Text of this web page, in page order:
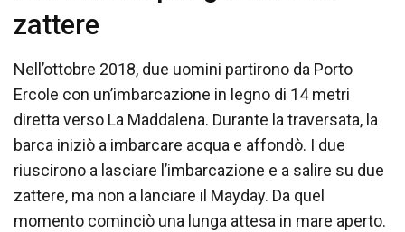
zattere
Nell’ottobre 2018, due uomini partirono da Porto
Ercole con un’imbarcazione in legno di 14 metri
diretta verso La Maddalena. Durante la traversata, la
barca iniziò a imbarcare acqua e affondò. I due
riuscirono a lasciare l’imbarcazione e a salire su due
zattere, ma non a lanciare il Mayday. Da quel
momento cominciò una lunga attesa in mare aperto.